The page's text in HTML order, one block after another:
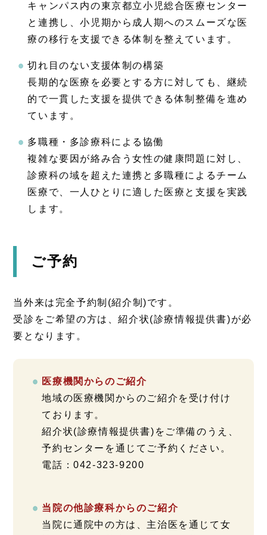
キャンパス内の東京都立小児総合医療センター
と連携し、小児期から成人期へのスムーズな医
療の移行を支援できる体制を整えています。
切れ目のない支援体制の構築
長期的な医療を必要とする方に対しても、継続
的で一貫した支援を提供できる体制整備を進め
ています。
多職種・多診療科による協働
複雑な要因が絡み合う女性の健康問題に対し、
診療科の域を超えた連携と多職種によるチーム
医療で、一人ひとりに適した医療と支援を実践
します。
ご予約
当外来は完全予約制(紹介制)です。
受診をご希望の方は、紹介状(診療情報提供書)が必
要となります。
医療機関からのご紹介
地域の医療機関からのご紹介を受け付け
ております。
紹介状(診療情報提供書)をご準備のうえ、
予約センターを通じてご予約ください。
電話：042-323-9200
当院の他診療科からのご紹介
当院に通院中の方は、主治医を通じて女